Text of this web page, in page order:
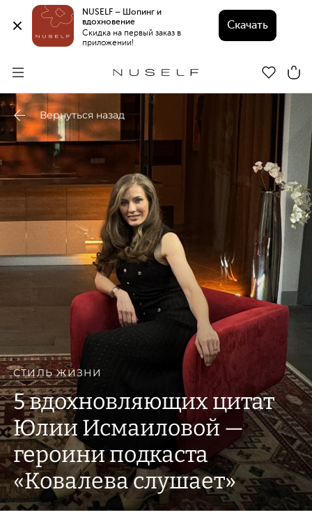
NUSELF – Шопинг и
вдохновение
Скидка на первый заказ в
приложении!
Скачать
Вернуться назад
СТИЛЬ ЖИЗНИ
5 вдохновляющих цитат
Юлии Исмаиловой —
героини подкаста
«Ковалева слушает»